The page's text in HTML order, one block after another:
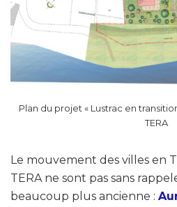
Plan du projet « Lustrac en
TERA
Le mouvement des villes en
TERA ne sont pas sans
beaucoup plus ancienne :